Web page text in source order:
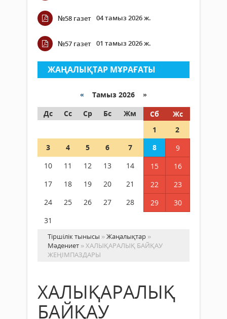
№58 газет 04 тамыз 2026 ж.
№57 газет 01 тамыз 2026 ж.
ЖАҢАЛЫҚТАР МҰРАҒАТЫ
« Тамыз 2026 »
Дс
Сс Ср Бс Жм Сб
Жс
1
2
3
4 5 6 7 8
9
10
11 12 13 14 15
16
17
18 19 20 21 22
23
24
25 26 27 28 29
30
31
Тіршілік тынысы »Жаңалықтар »
Мәдениет » ХАЛЫҚАРАЛЫҚ БАЙҚАУ
ЖЕҢІМПАЗДАРЫ
ХАЛЫҚАРАЛЫҚ
БАЙҚАУ